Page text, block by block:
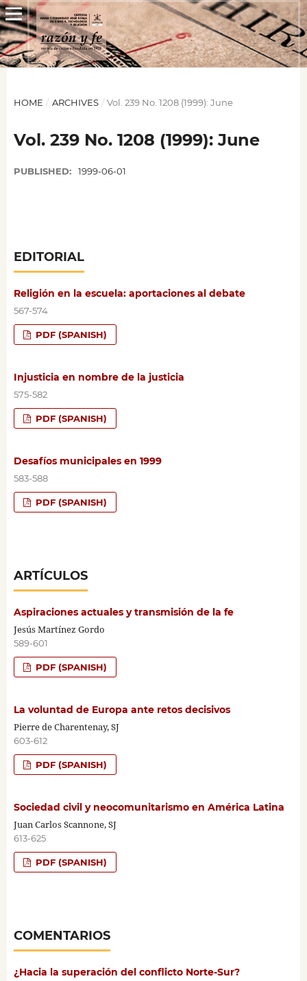
HOME / ARCHIVES / Vol. 239 No. 1208 (1999): June
Vol. 239 No. 1208 (1999): June
PUBLISHED: 1999-06-01
EDITORIAL
Religión en la escuela: aportaciones al debate
567-574
PDF (SPANISH)
Injusticia en nombre de la justicia
575-582
PDF (SPANISH)
Desafíos municipales en 1999
583-588
PDF (SPANISH)
ARTÍCULOS
Aspiraciones actuales y transmisión de la fe
Jesús Martínez Gordo
589-601
PDF (SPANISH)
La voluntad de Europa ante retos decisivos
Pierre de Charentenay, SJ
603-612
PDF (SPANISH)
Sociedad civil y neocomunitarismo en América Latina
Juan Carlos Scannone, SJ
613-625
PDF (SPANISH)
COMENTARIOS
¿Hacia la superación del conflicto Norte-Sur?